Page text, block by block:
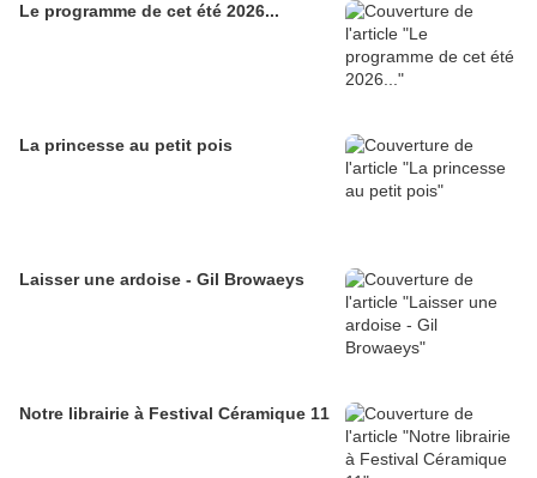
Le programme de cet été 2026...
La princesse au petit pois
Laisser une ardoise - Gil Browaeys
Notre librairie à Festival Céramique 11